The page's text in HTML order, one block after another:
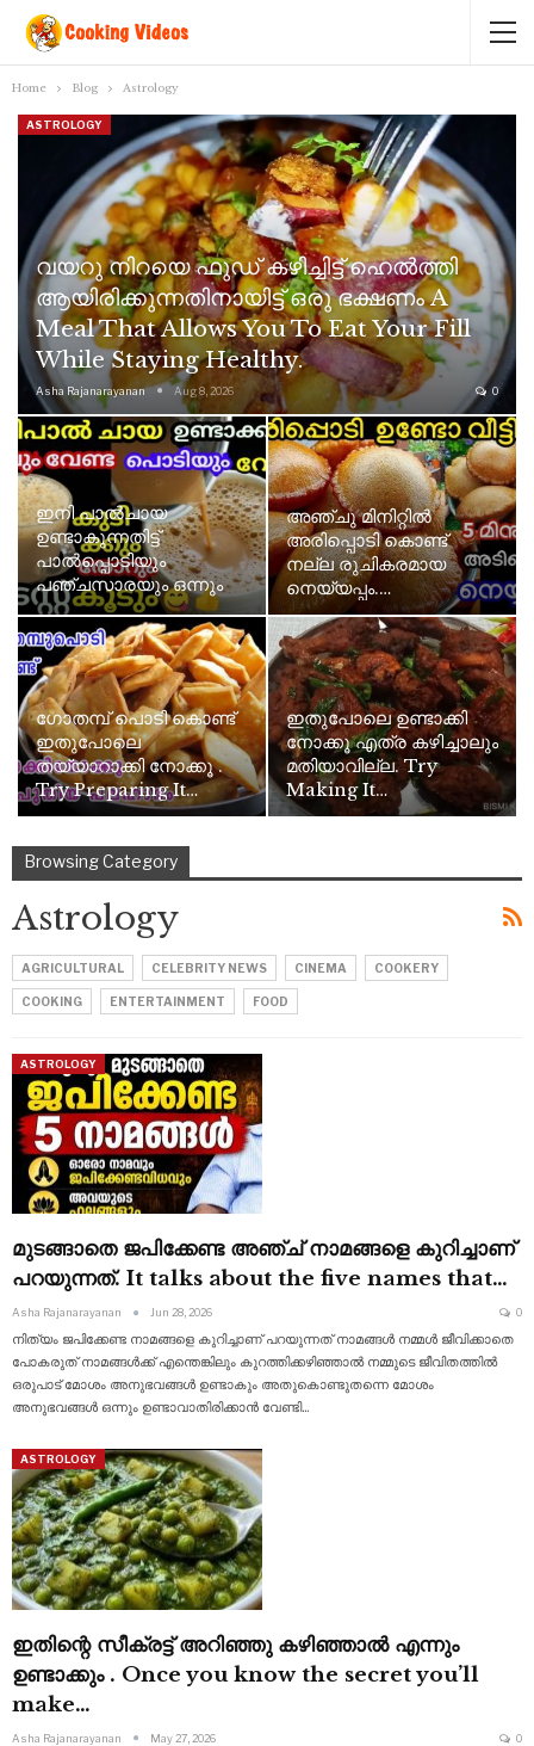
Home Blog Astrology
ASTROLOGY
വയറു നിറയെ ഫുഡ് കഴിച്ചിട്ട് ഹെൽത്തി
ആയിരിക്കുന്നതിനായിട്ട് ഒരു ഭക്ഷണം A
Meal That Allows You To Eat Your Fill
While Staying Healthy.
Asha Rajanarayanan Aug 8, 2026 0
ഇനി പാൽചായ
ഉണ്ടാകുന്നതിട്ട്
പാൽപ്പൊടിയും
പഞ്ചസാരയും ഒന്നും
വേണ്ട Now,…
അഞ്ചു മിനിറ്റിൽ
അരിപ്പൊടി കൊണ്ട്
നല്ല രുചികരമായ
നെയ്യപ്പം.…
ഗോതമ്പ് പൊടി കൊണ്ട്
ഇതുപോലെ
തയ്യാറാക്കി നോക്കൂ .
Try Preparing It…
ഇതുപോലെ ഉണ്ടാക്കി
നോക്കൂ എത്ര കഴിച്ചാലും
മതിയാവില്ല. Try
Making It…
Browsing Category
Astrology
AGRICULTURAL CELEBRITY NEWS CINEMA COOKERY
COOKING ENTERTAINMENT FOOD
ASTROLOGY
മുടങ്ങാതെ ജപിക്കേണ്ട അഞ്ച് നാമങ്ങളെ കുറിച്ചാണ്
പറയുന്നത്. It talks about the five names that…
Asha Rajanarayanan Jun 28, 2026 0
നിത്യം ജപിക്കേണ്ട നാമങ്ങളെ കുറിച്ചാണ് പറയുന്നത് നാമങ്ങൾ നമ്മൾ ജീവിക്കാതെ
പോകരുത് നാമങ്ങൾക്ക് എന്തെങ്കിലും കുറത്തിക്കഴിഞ്ഞാൽ നമ്മുടെ ജീവിതത്തിൽ
ഒരുപാട് മോശം അനുഭവങ്ങൾ ഉണ്ടാകും അതുകൊണ്ടുതന്നെ മോശം
അനുഭവങ്ങൾ ഒന്നും ഉണ്ടാവാതിരിക്കാൻ വേണ്ടി…
ASTROLOGY
ഇതിന്റെ സീക്രട്ട് അറിഞ്ഞു കഴിഞ്ഞാൽ എന്നും
ഉണ്ടാക്കും . Once you know the secret you’ll
make…
Asha Rajanarayanan May 27, 2026 0